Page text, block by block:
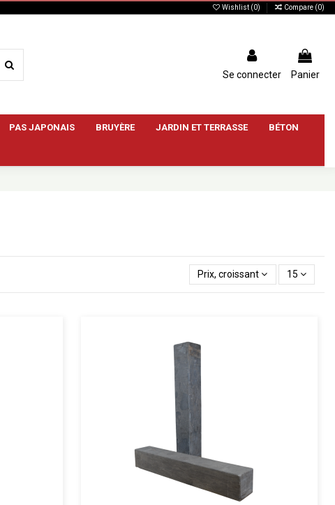
Wishlist (0) Compare (0)
Se connecter Panier
PAS JAPONAIS BRUYÈRE JARDIN ET TERRASSE BÉTON
Prix, croissant 15